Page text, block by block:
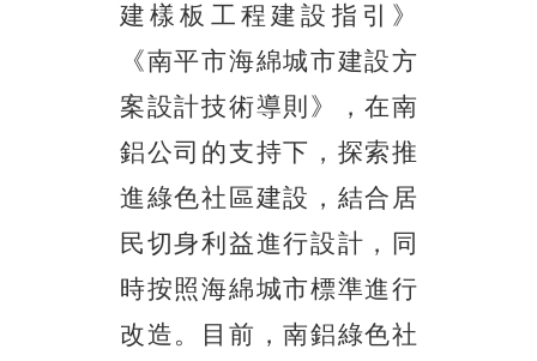
建樣板工程建設指引》
《南平市海綿城市建設方
案設計技術導則》，在南
鋁公司的支持下，探索推
進綠色社區建設，結合居
民切身利益進行設計，同
時按照海綿城市標準進行
改造。目前，南鋁綠色社